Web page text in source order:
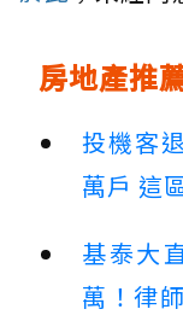
房地產推
投機客
萬戶 這
基泰大
萬！律